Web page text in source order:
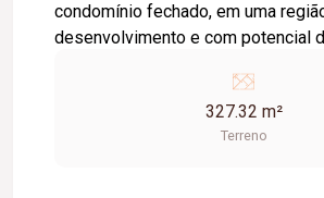
condomínio fechado, em uma
desenvolvimento e com potencial
construção; Região em expansão e
Excelente opção para construção
327.32 m²
Terreno